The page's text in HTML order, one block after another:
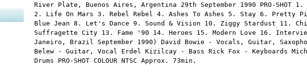
River Plate, Buenos Aires, Argentina 29th September 1990 PRO-SHOT 1.
2. Life On Mars 3. Rebel Rebel 4. Ashes To Ashes 5. Stay 6. Pretty
Blue Jean 8. Let's Dance 9. Sound & Vision 10. Ziggy Stardust 11.
Suffragette City 13. Fame '90 14. Heroes 15. Modern Love 16.
Janeiro, Brazil September 1990) David Bowie - Vocals, Guitar,
Belew - Guitar, Vocal Erdel Kizilcay - Bass Rick Fox - Keyboards
Drums PRO-SHOT COLOUR NTSC Approx. 73min.